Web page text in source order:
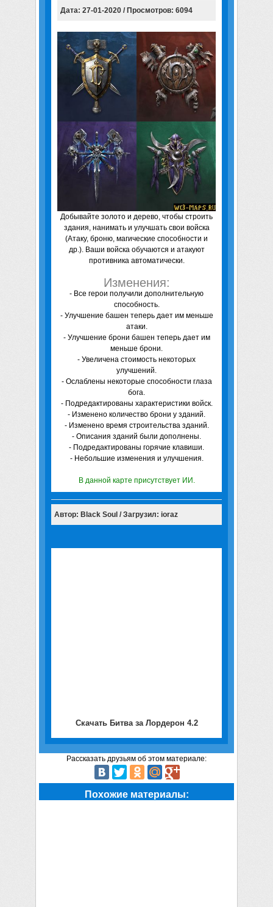
Дата: 27-01-2020 / Просмотров: 6094
Добывайте золото и дерево, чтобы строить
здания, нанимать и улучшать свои войска
(Атаку, броню, магические способности и
др.). Ваши войска обучаются и атакуют
противника автоматически.
Изменения:
- Все герои получили дополнительную
способность.
- Улучшение башен теперь дает им меньше
атаки.
- Улучшение брони башен теперь дает им
меньше брони.
- Увеличена стоимость некоторых
улучшений.
- Ослаблены некоторые способности глаза
бога.
- Подредактированы характеристики войск.
- Изменено количество брони у зданий.
- Изменено время строительства зданий.
- Описания зданий были дополнены.
- Подредактированы горячие клавиши.
- Небольшие изменения и улучшения.
В данной карте присутствует ИИ.
Автор: Black Soul / Загрузил: ioraz
Скачать Битва за Лордерон 4.2
Рассказать друзьям об этом материале:
Похожие материалы: